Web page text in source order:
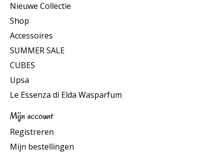
Nieuwe Collectie
Shop
Accessoires
SUMMER SALE
CUBES
Upsa
Le Essenza di Elda Wasparfum
Mijn account
Registreren
Mijn bestellingen